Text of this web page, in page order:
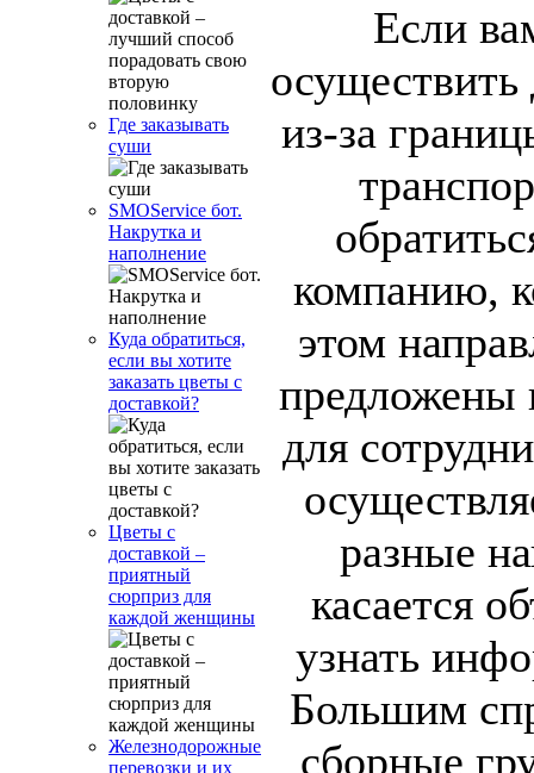
Где заказывать
суши
SMOService бот.
Накрутка и
наполнение
Куда обратиться,
если вы хотите
заказать цветы с
доставкой?
Цветы с
доставкой –
приятный
сюрприз для
каждой женщины
Железнодорожные
перевозки и их
Если
из-за
компанию,
этом
предложены
для
разные
касается
узнать
Большим
сборные